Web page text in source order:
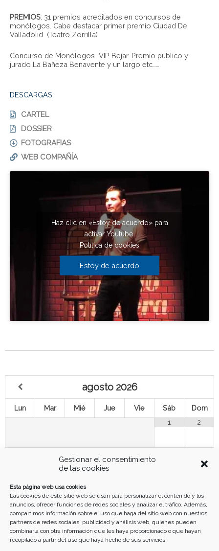
Gestionar el consentimiento
de las cookies
Esta página web usa cookies
Las cookies de este sitio web se usan para personalizar el contenido y los
anuncios, ofrecer funciones de redes sociales y analizar el tráfico. Además,
compartimos información sobre el uso que haga del sitio web con nuestros
partners de redes sociales, publicidad y análisis web, quienes pueden
combinarla con otra información que les haya proporcionado o que hayan
recopilado a partir del uso que haya hecho de sus servicios.
PREMIOS: 31 premios acreditados en concursos de
monólogos. Cabe destacar primer premio Ciudad De
Valladolid (Teatro Zorrilla)
Concurso de Monólogos VIP Bejar. Premio público y
jurado La Bañeza Benavente y un largo etc…….
DESCARGAS:
CARTEL
DOSSIER
FOTOGRAFIAS
WEB COMPAÑÍA
Haz clic en «Estoy de acuerdo» para
activar Youtube
Política de cookies
Estoy de acuerdo
agosto 2026
Lun Mar Mié Jue Vie Sáb
Dom
1
2
10 11 12
17 18 19 20 21 22 23
24 25 26 27 28 29